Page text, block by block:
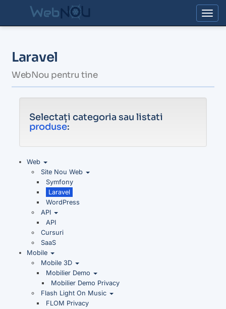
Laravel
WebNou pentru tine
Selectați categoria sau listati
produse:
Web
Site Nou Web
Symfony
Laravel
WordPress
API
API
Cursuri
SaaS
Mobile
Mobile 3D
Mobilier Demo
Mobilier Demo Privacy
Flash Light On Music
FLOM Privacy